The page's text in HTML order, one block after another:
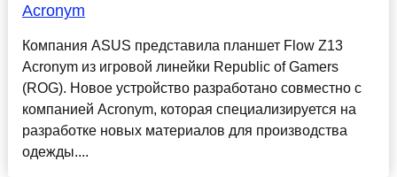
Acronym
Компания ASUS представила планшет Flow Z13
Acronym из игровой линейки Republic of Gamers
(ROG). Новое устройство разработано совместно с
компанией Acronym, которая специализируется на
разработке новых материалов для производства
одежды....